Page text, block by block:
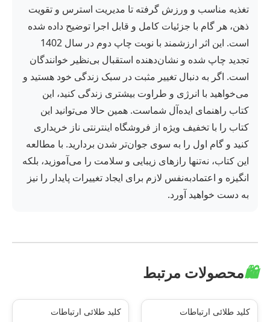
تغذیه مناسب و ورزش گرفته تا مدیریت استرس و تقویت
ذهن، هر گام با جزئیات کامل و قابل اجرا توضیح داده شده
است. این اثر ارزشمند با نوبت چاپ دوم در سال 1402
تجدید چاپ شده و نشان‌دهنده استقبال بی‌نظیر خوانندگان
است. اگر به دنبال تغییر مثبت در سبک زندگی خود هستید و
می‌خواهید با انرژی و طراوت بیشتری زندگی کنید، این
کتاب راهنمای ایده‌آل شماست. همین حالا می‌توانید این
کتاب را با تخفیف ویژه از فروشگاه اینترنتی ناز خریداری
کنید و گام اول را به سوی جوان‌تر شدن بردارید. با مطالعه
این کتاب، نه‌تنها رازهای زیبایی و سلامت را می‌آموزید، بلکه
انگیزه و اعتمادبه‌نفس لازم برای ایجاد تغییرات پایدار را نیز
به دست خواهید آورد.
🛍️محصولات مرتبط
کلید طلائی ارتباطات کلید طلائی ارتباطات